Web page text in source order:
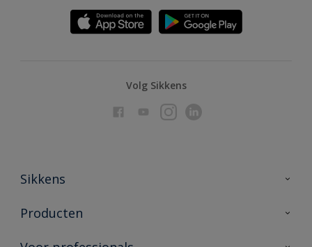
Volg Sikkens
Sikkens
Over Sikkens
Producten
Producten voor binnen